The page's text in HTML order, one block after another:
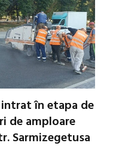
în etapa de
de amploare
Sarmizegetusa